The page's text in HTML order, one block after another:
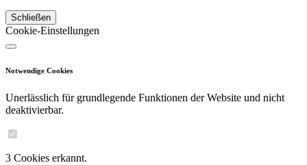
Schließen
Cookie-Einstellungen
Notwendige Cookies
Unerlässlich für grundlegende Funktionen der Website und nicht
deaktivierbar.
3 Cookies erkannt.